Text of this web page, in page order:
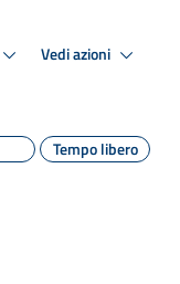
Vedi azioni
Tempo libero